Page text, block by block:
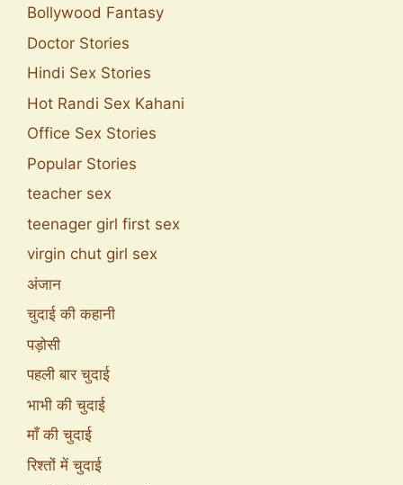
Bollywood Fantasy
Doctor Stories
Hindi Sex Stories
Hot Randi Sex Kahani
Office Sex Stories
Popular Stories
teacher sex
teenager girl first sex
virgin chut girl sex
अंजान
चुदाई की कहानी
पड़ोसी
पहली बार चुदाई
भाभी की चुदाई
माँ की चुदाई
रिश्तों में चुदाई